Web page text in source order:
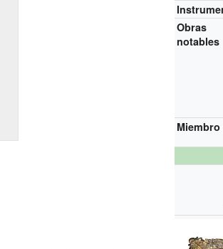
Obras
notables
Miembro